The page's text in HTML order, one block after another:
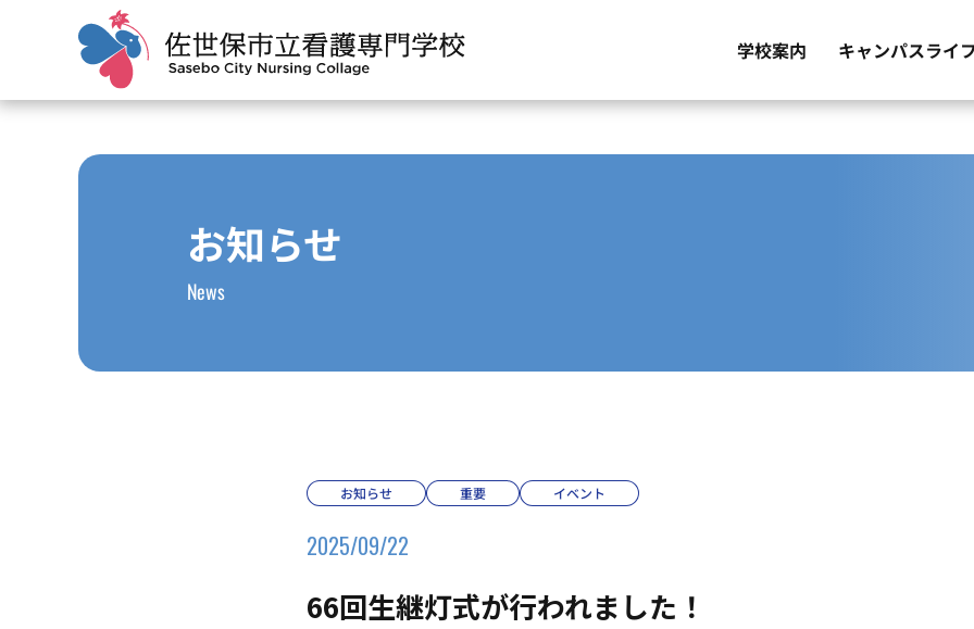
学校案内 キャンパスライフ
お知らせ
News
お知らせ 重要 イベント
2025/09/22
66回生継灯式が行われました！